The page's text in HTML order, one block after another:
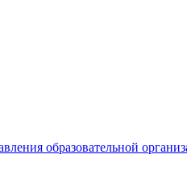
образовательной